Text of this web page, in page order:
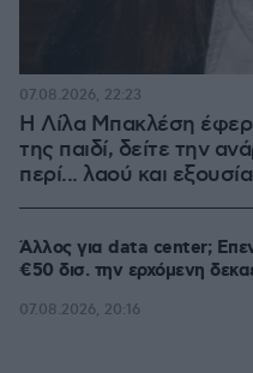
Η Λίλα Μπακλέση
της παιδί, δείτε την
περί... λαού και
07.08.2026, 22:23
Άλλος για data center;
€50 δισ. την ερχόμενη
07.08.2026, 20:16